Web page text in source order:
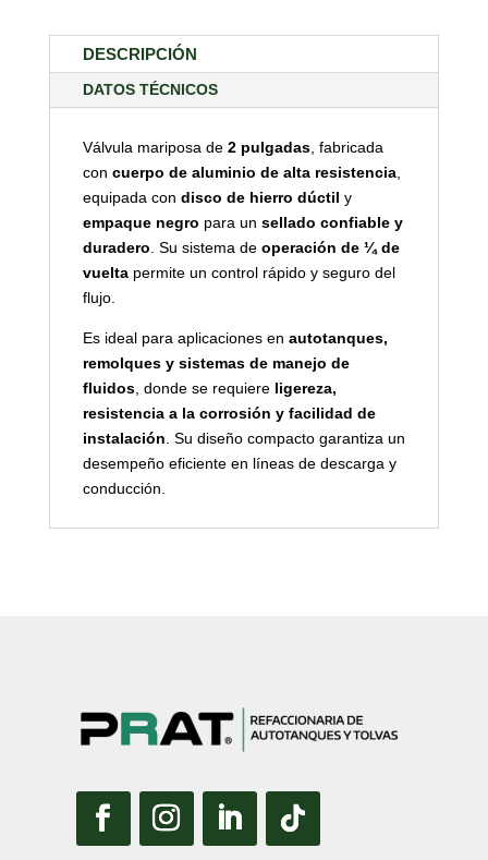
DESCRIPCIÓN
DATOS TÉCNICOS
Válvula mariposa de 2 pulgadas, fabricada
con cuerpo de aluminio de alta resistencia,
equipada con disco de hierro dúctil y
empaque negro para un sellado confiable y
duradero. Su sistema de operación de ¼ de
vueltapermite un control rápido y seguro del
flujo.
Es ideal para aplicaciones en autotanques,
remolques y sistemas de manejo de
fluidos, donde se requiere ligereza,
resistencia a la corrosión y facilidad de
instalación. Su diseño compacto garantiza un
desempeño eficiente en líneas de descarga y
conducción.